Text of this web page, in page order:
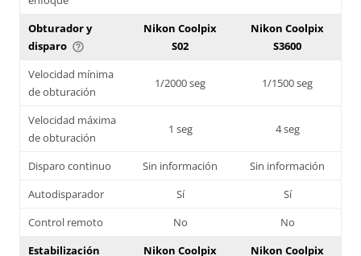
Obturador y
disparo help_outline
Nikon Coolpix
S02
Nikon Coolpix
S3600
Velocidad mínima
de obturación
1/2000 seg 1/1500 seg
Velocidad máxima
de obturación
1 seg 4 seg
Disparo continuo Sin información
Sin información
Autodisparador
Sí
Sí
Control remoto
No
No
Estabilización
Nikon Coolpix
Nikon Coolpix